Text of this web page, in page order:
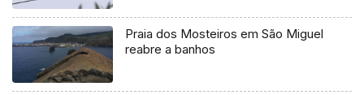
Praia dos Mosteiros em São Miguel
reabre a banhos